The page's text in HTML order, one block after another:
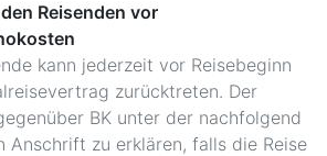
Reisenden vor
kann jederzeit vor Reisebeginn
zurücktreten. Der
BK unter der nachfolgend
Anschrift zu erklären, falls die Reise